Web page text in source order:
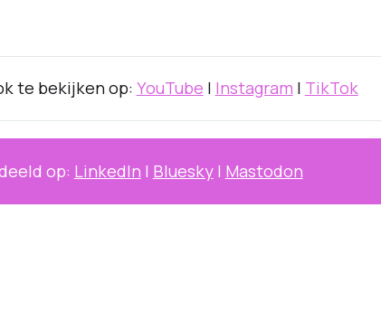
te bekijken op: YouTube | Instagram | TikTok
op: LinkedIn | Bluesky| Mastodon